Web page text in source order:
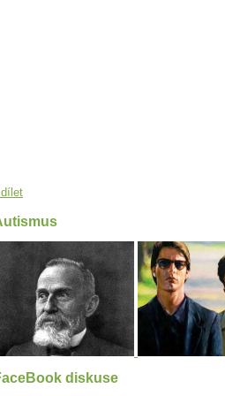
diskuse